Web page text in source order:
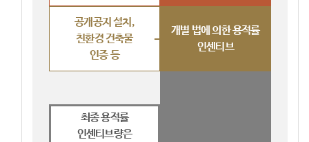
공개공지 설치,
친환경 건축물
인증 등
개별 법에 의한 용적률
인센티브
최종 용적률
인센티브량은